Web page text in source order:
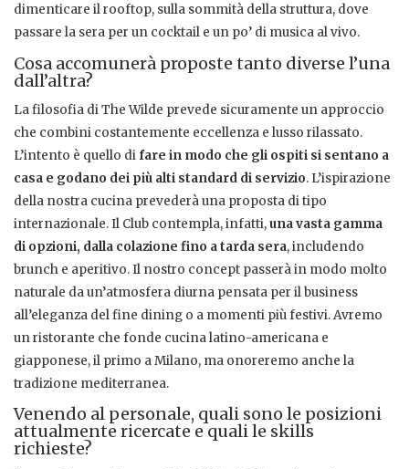
dimenticare il rooftop, sulla sommità della struttura, dove
passare la sera per un cocktail e un po’ di musica al vivo.
Cosa accomunerà proposte tanto diverse l’una
dall’altra?
La filosofia di The Wilde prevede sicuramente un approccio
che combini costantemente eccellenza e lusso rilassato.
L’intento è quello di fare in modo che gli ospiti si sentano a
casa e godano dei più alti standard di servizio. L’ispirazione
della nostra cucina prevederà una proposta di tipo
internazionale. Il Club contempla, infatti,una vasta gamma
di opzioni, dalla colazione fino a tarda sera, includendo
brunch e aperitivo. Il nostro concept passerà in modo molto
naturale da un’atmosfera diurna pensata per il business
all’eleganza del fine dining o a momenti più festivi. Avremo
un ristorante che fonde cucina latino-americana e
giapponese, il primo a Milano, ma onoreremo anche la
tradizione mediterranea.
Venendo al personale, quali sono le posizioni
attualmente ricercate e quali le skills
richieste?